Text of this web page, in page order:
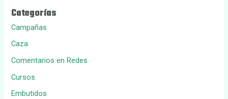
Categorías
Campañas
Caza
Comentarios en Redes
Cursos
Embutidos